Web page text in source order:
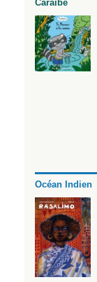
Caraïbe
Océan Indien